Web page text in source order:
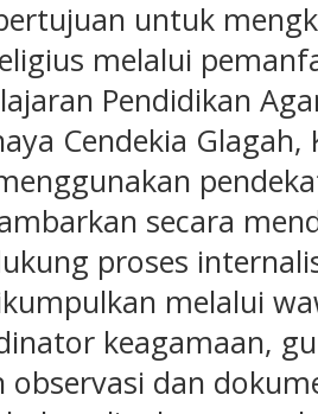
untuk
melalui
Pendidikan
Cendekia
secara
proses
melalui
keagamaan,
observasi dan